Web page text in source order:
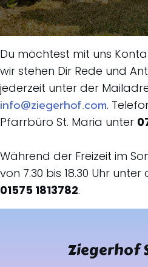
Du möchtest mit uns
wir stehen Dir Rede und
jederzeit unter der
info@ziegerhof.com.
Pfarrbüro St. Maria unter
Während der Freizeit im
von 7.30 bis 18.30 Uhr
01575 1813782.
Ziegerhof